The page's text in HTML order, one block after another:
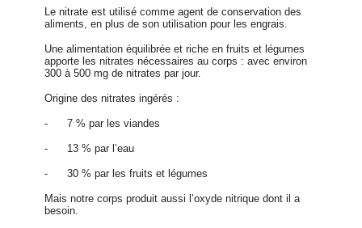
Le nitrate est utilisé comme agent de conservation des
aliments, en plus de son utilisation pour les engrais.
Une alimentation équilibrée et riche en fruits et légumes
apporte les nitrates nécessaires au corps : avec environ
300 à 500 mg de nitrates par jour.
Origine des nitrates ingérés :
- 7 % par les viandes
- 13 % par l’eau
- 30 % par les fruits et légumes
Mais notre corps produit aussi l’oxyde nitrique dont il a
besoin.